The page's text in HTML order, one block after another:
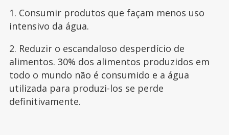
1. Consumir produtos que façam menos uso
intensivo da água.
2. Reduzir o escandaloso desperdício de
alimentos. 30% dos alimentos produzidos em
todo o mundo não é consumido e a água
utilizada para produzi-los se perde
definitivamente.